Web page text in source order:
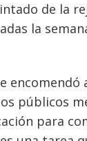
de la
la
públicos
para